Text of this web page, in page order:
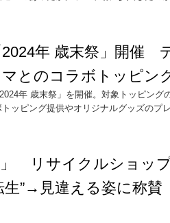
2024年 歳末祭」開催
とのコラボトッピン
年 歳末祭」を開催。対象トッピング
ッピング提供やオリジナルグッズのプ
」 リサイクルショッ
生”→見違える姿に称